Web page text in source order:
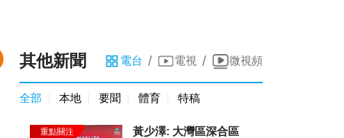
其他新聞 電台 / 電視 / 微視頻
全部 本地 要聞 體育 特稿
黃少澤: 大灣區深合區